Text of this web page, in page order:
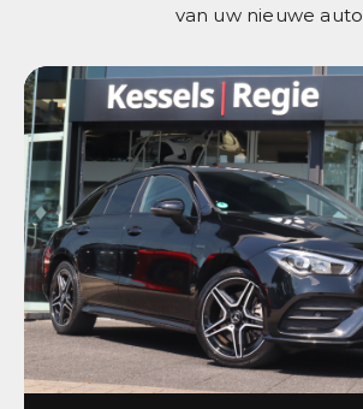
van uw nieuwe auto